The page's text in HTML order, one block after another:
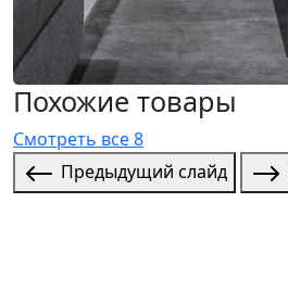
Похожие товары
Смотреть все 8
Предыдущий слайд